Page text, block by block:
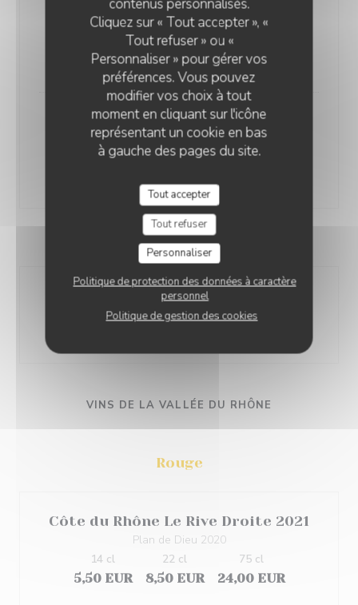
contenus personnalisés.
Cliquez sur « Tout accepter », «
Tout refuser » ou «
Personnaliser » pour gérer vos
préférences. Vous pouvez
modifier vos choix à tout
moment en cliquant sur l'icône
représentant un cookie en bas
à gauche des pages du site.
Tout accepter
Tout refuser
Personnaliser
Politique de protection des données à caractère
personnel
Politique de gestion des cookies
Chardonnay Caveau Dufour 2023
24,00 EUR
75 cl
Chignin Bergeron Les Roches
Blanches 2018
75 cl
Rosé
Gamay de Savoie Sous Le Roc 2023
14 cl
22 cl
75 cl
VINS DE LA VALLÉE DU RHÔNE
Rouge
Côte du Rhône Le Rive Droite 2021
Plan de Dieu 2020
5,50 EUR
14 cl
8,50 EUR
22 cl
24,00 EUR
75 cl